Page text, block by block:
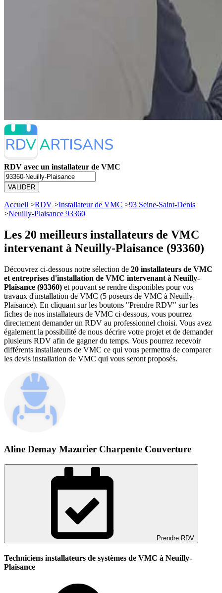
RDV avec un installateur de VMC
VALIDER
Accueil >RDV >Installateur de VMC >93 Seine-Saint-Denis
>Neuilly-Plaisance 93360
Les 20 meilleurs installateurs de VMC
intervenant à Neuilly-Plaisance (93360)
Découvrez ci-dessous notre sélection de 20 installateurs de VMC
et entreprises d'installation de VMC intervenant à Neuilly-
Plaisance (93360) et pouvant se rendre disponibles pour vos
travaux d'installation de VMC (5 poseurs de VMC à Neuilly-
Plaisance). En cliquant sur les boutons "Prendre RDV" sur les
fiches de nos installateurs de VMC ci-dessous, vous pourrez
directement demander un RDV au professionnel choisi. Vous avez
également la possibilité de nous décrire votre projet et de demander
plusieurs RDV afin de gagner du temps. Vous pourrez recevoir
différents installateurs de VMC ce qui vous permettra de comparer
les devis installation de VMC qui vous seront proposés.
Aline Demay Mazurier Charpente Couverture
Prendre RDV
Techniciens installateurs de systèmes de VMC à Neuilly-
Plaisance